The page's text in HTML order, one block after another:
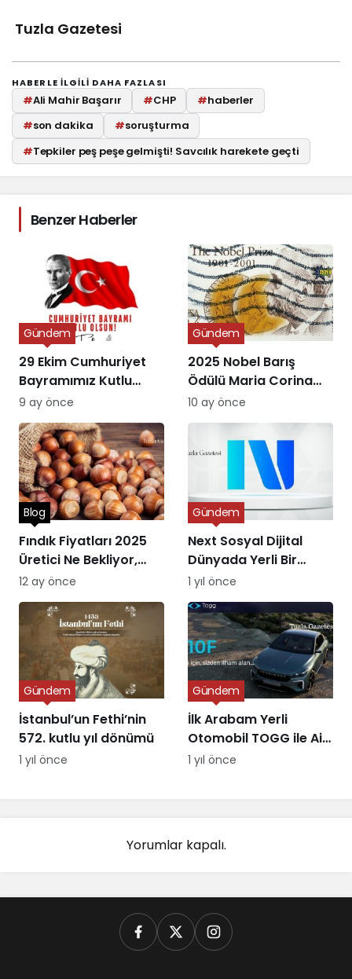
Tuzla Gazetesi
HABERLE ILGILI DAHA FAZLASI
#Ali Mahir Başarır #CHP #haberler
#son dakika #soruşturma
#Tepkiler peş peşe gelmişti! Savcılık harekete geçti
Benzer Haberler
29 Ekim Cumhuriyet
Bayramımız Kutlu
Olsun
Gündem
9 ay önce
2025 Nobel Barış
Ödülü Maria Corina
Machado’ya Verildi
Gündem
10 ay önce
Fındık Fiyatları 2025
Üretici Ne Bekliyor,
Piyasa Ne Sunuyor?
Blog
12 ay önce
Next Sosyal Dijital
Dünyada Yerli Bir
Alternatifin Doğuşu
Gündem
1 yıl önce
İstanbul’un Fethi’nin
572. kutlu yıl dönümü
Gündem
1 yıl önce
İlk Arabam Yerli
Otomobil TOGG ile Aile
Destek Programı
Gündem
1 yıl önce
Yorumlar kapalı.